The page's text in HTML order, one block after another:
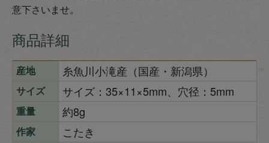
意下さいませ。
商品詳細
産地 糸魚川小滝産（国産・新潟県）
サイズ サイズ：35×11×5mm、穴径：5mm
重量 約8g
作家 こたき